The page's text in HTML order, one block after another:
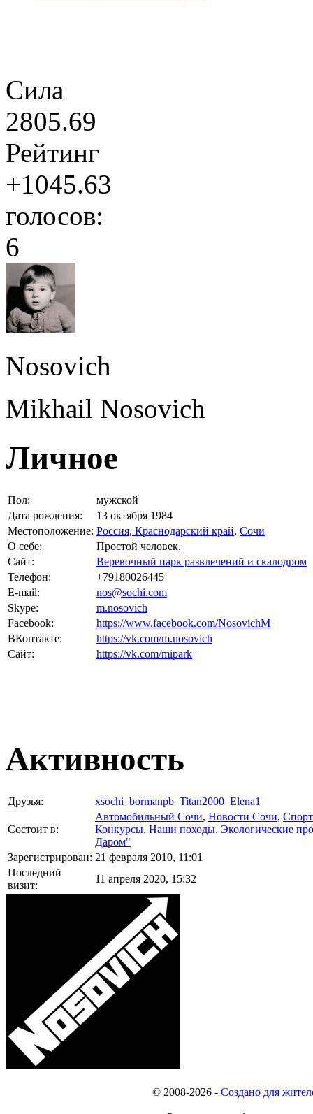
Сила
2805.69
Рейтинг
+1045.63
голосов:
6
Nosovich
Mikhail Nosovich
Личное
Пол:
мужской
Дата рождения:
13 октября 1984
Местоположение: Россия, Краснодарский край, Сочи
О себе:
Простой человек.
Сайт:
Веревочный парк развлечений и скалодром
Телефон:
+79180026445
E-mail:
nos@sochi.com
Skype:
m.nosovich
Facebook:
https://www.facebook.com/NosovichM
ВКонтакте:
https://vk.com/m.nosovich
Сайт:
https://vk.com/mipark
Активность
Друзья: xsochi bormanpb Titan2000 Elena1
Состоит в:
Автомобильный Сочи, Новости Сочи,
Конкурсы, Наши походы, Экологические
Даром"
Зарегистрирован: 21 февраля 2010, 11:01
Последний
визит:
11 апреля 2020, 15:32
© 2008-2026 - Создано для